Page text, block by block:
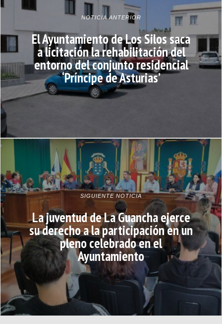
NOTICIA ANTERIOR
El Ayuntamiento de Los Silos saca
a licitación la rehabilitación del
entorno del conjunto residencial
‘Príncipe de Asturias’
SIGUIENTE NOTICIA
La juventud de La Guancha ejerce
su derecho a la participación en un
pleno celebrado en el
Ayuntamiento